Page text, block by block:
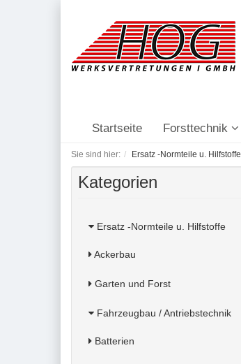
Startseite Forsttechnik
Sie sind hier: Ersatz -Normteile u. Hilfstoffe
Kategorien
Ersatz -Normteile u. Hilfstoffe
Ackerbau
Garten und Forst
Fahrzeugbau / Antriebstechnik
Batterien